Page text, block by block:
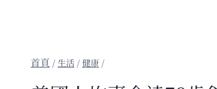
/生活 /健康 /